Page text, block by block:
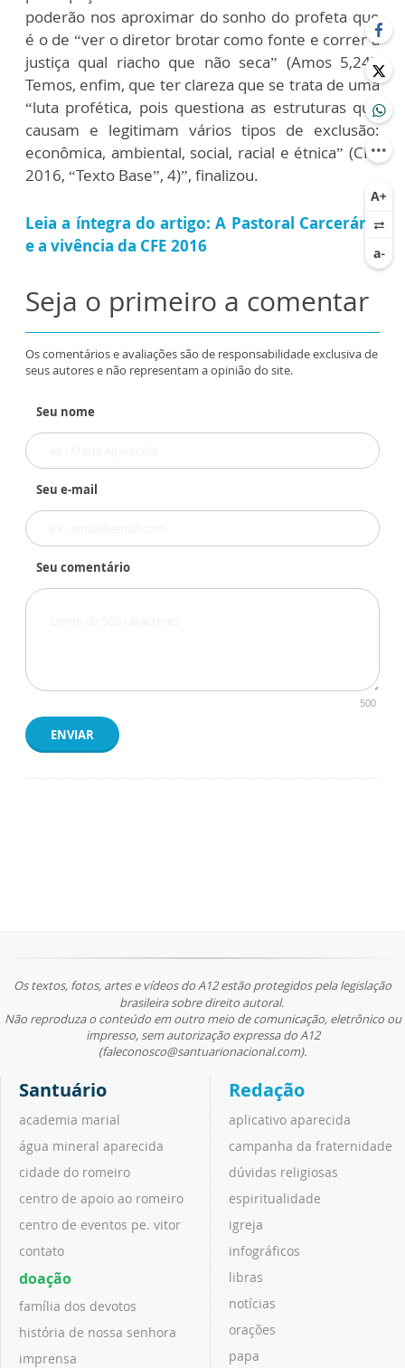
poderão nos aproximar do sonho do profeta que
é o de “ver o diretor brotar como fonte e correr a
justiça qual riacho que não seca” (Amos 5,24).
Temos, enfim, que ter clareza que se trata de uma
“luta profética, pois questiona as estruturas que
causam e legitimam vários tipos de exclusão:
econômica, ambiental, social, racial e étnica” (CFE
2016, “Texto Base”, 4)”, finalizou.
Leia a íntegra do artigo: A Pastoral Carcerária
e a vivência da CFE 2016
Seja o primeiro a comentar
Os comentários e avaliações são de responsabilidade exclusiva de
seus autores e não representam a opinião do site.
Seu nome
Seu e-mail
Seu comentário
500
ENVIAR
Os textos, fotos, artes e vídeos do A12 estão protegidos pela legislação
brasileira sobre direito autoral.
Não reproduza o conteúdo em outro meio de comunicação, eletrônico ou
impresso, sem autorização expressa do A12
(faleconosco@santuarionacional.com).
Santuário
academia marial
água mineral aparecida
cidade do romeiro
centro de apoio ao romeiro
centro de eventos pe. vitor
contato
doação
família dos devotos
história de nossa senhora
imprensa
Redação
aplicativo aparecida
campanha da fraternidade
dúvidas religiosas
espiritualidade
igreja
infográficos
libras
notícias
orações
papa